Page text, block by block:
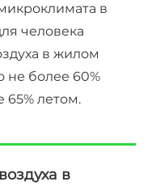
в
человека
в жилом
не более 60%
65% летом.
в